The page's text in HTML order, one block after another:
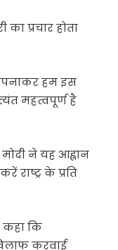
प्रचार होता
हम इस
महत्वपूर्ण है
ने यह आह्वान
राष्ट्र के प्रति
कहा कि
करवाई